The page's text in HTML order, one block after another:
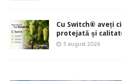
Cu Switch® aveți
protejată și
5 august 2026